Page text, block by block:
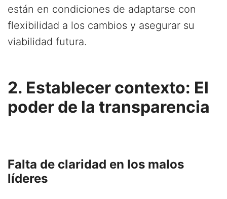
están en condiciones de adaptarse con
flexibilidad a los cambios y asegurar su
viabilidad futura.
2. Establecer contexto: El
poder de la transparencia
Falta de claridad en los malos
líderes